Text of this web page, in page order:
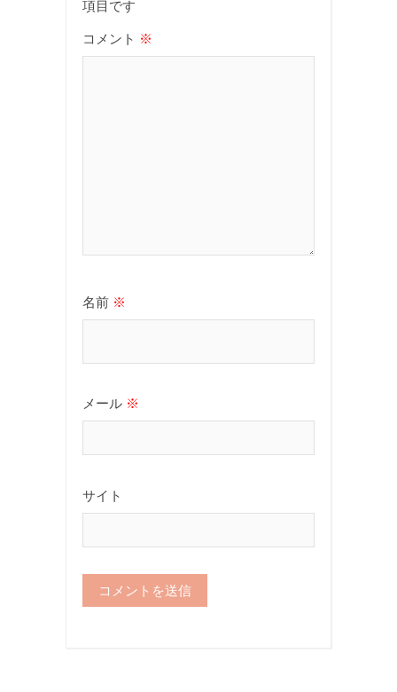
項目です
コメント ※
名前 ※
メール ※
サイト